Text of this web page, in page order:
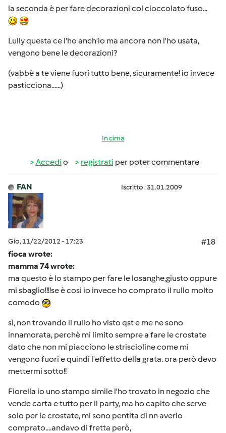
la seconda è per fare decorazioni col cioccolato fuso...
Lully questa ce l'ho anch'io ma ancora non l'ho usata,
vengono bene le decorazioni?
(vabbè a te viene fuori tutto bene, sicuramente! io invece
pasticciona......)
In cima
Accedi o registrati per poter commentare
FAN Iscritto : 31.01.2009
Gio, 11/22/2012 - 17:23
#18
fioca wrote:
mamma 74 wrote:
ma questo è lo stampo per fare le losanghe,giusto oppure
mi sbaglio!!!!se è cosi io invece ho comprato il rullo molto
comodo
sì, non trovando il rullo ho visto qst e me ne sono
innamorata, perchè mi limito sempre a fare le crostate
dato che non mi piacciono le striscioline come mi
vengono fuori e quindi l'effetto della grata. ora però devo
mettermi sotto!!
Fiorella io uno stampo simile l'ho trovato in negozio che
vende carta e tutto per il party, ma ho capito che serve
solo per le crostate, mi sono pentita di nn averlo
comprato....andavo di fretta però,